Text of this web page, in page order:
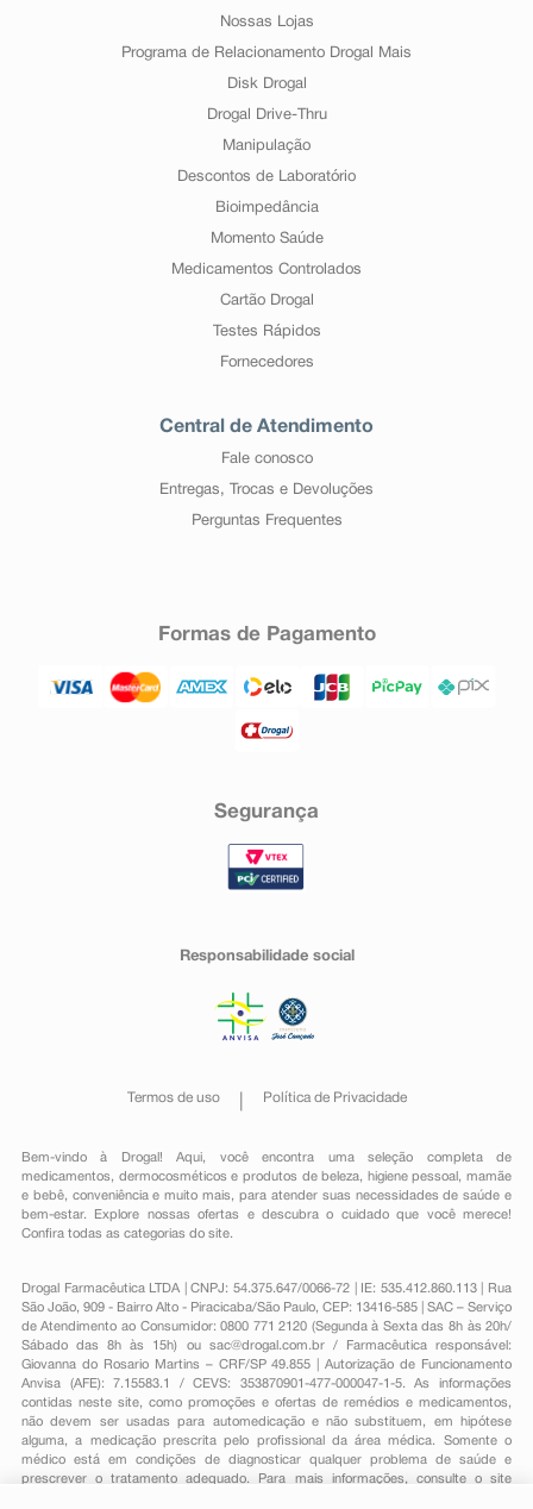
Nossas Lojas
Programa de Relacionamento Drogal Mais
Disk Drogal
Drogal Drive-Thru
Manipulação
Descontos de Laboratório
Bioimpedância
Momento Saúde
Medicamentos Controlados
Cartão Drogal
Testes Rápidos
Fornecedores
Central de Atendimento
Fale conosco
Entregas, Trocas e Devoluções
Perguntas Frequentes
Formas de Pagamento
Segurança
Responsabilidade social
Termos de uso Política de Privacidade
Bem-vindo à Drogal! Aqui, você encontra uma seleção completa de
medicamentos , dermocosméticos e produtos de beleza, higiene pessoal ,mamãe
e bebê, conveniênciae muito mais, para atender suas necessidades de saúde e
bem-estar. Explore nossas ofertas e descubra o cuidado que você merece!
Confira todas as categorias do site.
Drogal Farmacêutica LTDA | CNPJ: 54.375.647/0066-72 | IE: 535.412.860.113 | Rua
São João, 909 - Bairro Alto - Piracicaba/São Paulo, CEP: 13416-585 | SAC – Serviço
de Atendimento ao Consumidor: 0800 771 2120 (Segunda à Sexta das 8h às 20h/
Sábado das 8h às 15h) ou sac@drogal.com.br/ Farmacêutica responsável:
Giovanna do Rosario Martins – CRF/SP 49.855 | Autorização de Funcionamento
Anvisa (AFE): 7.15583.1 / CEVS: 353870901-477-000047-1-5. As informações
contidas neste site, como promoções e ofertas de remédios e medicamentos,
não devem ser usadas para automedicação e não substituem, em hipótese
alguma, a medicação prescrita pelo profissional da área médica. Somente o
médico está em condições de diagnosticar qualquer problema de saúde e
prescrever o tratamento adequado. Para mais informações, consulte o site